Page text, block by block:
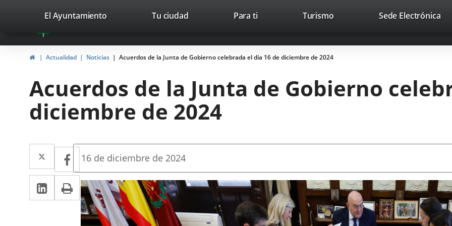
Portal
Web
del
Valladolid
avaTop Trabaja con nosotros Contacto
valladolid.es
El Ayuntamiento Tu ciudad Para ti TurismoThis
open
in
up
Sede ElectrónicaLink
HomeActualidad Noticias Acuerdos de la Junta de Gobierno celebrada el día 16 de diciembre de 2024
Acuerdos de la Junta de Gobierno
diciembre de 2024
Twitter
Enlace
a
una
aplicación
externa.
Facebook
Enlace
a
una
aplicación
Linkedin
Enlace
a
Print
Fecha
la
noticia
16 de diciembre de 2024